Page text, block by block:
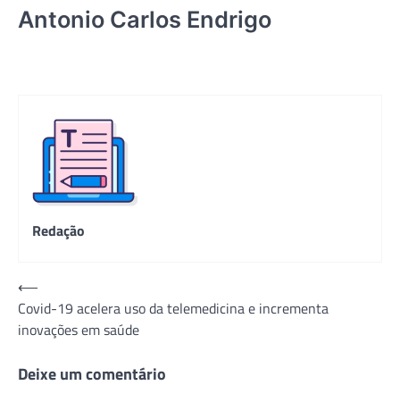
Antonio Carlos Endrigo
Redação
Navegação
de
Post
⟵
Covid-19 acelera uso da telemedicina e incrementa
inovações em saúde
Deixe um comentário